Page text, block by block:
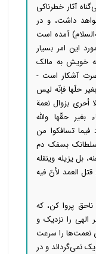
آثار خطرناکی
داشت، و در
آمده است
این امر بسیار
خویش به مالک
آشکار است -
حلّها فإنّه لیس
أحری بزوال نعمة
حقّها والله
فیما تسافکوا من
سلطانک بسفک دم
بل یزیله وینقله
العمد لأنّ فیه
پروا کن، که
الهی را نزدیک و
نعمت‌ها را سرعت
نمی‌گرداند و در